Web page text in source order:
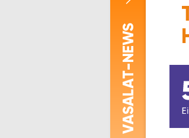
V
ASALAT
-NEWS